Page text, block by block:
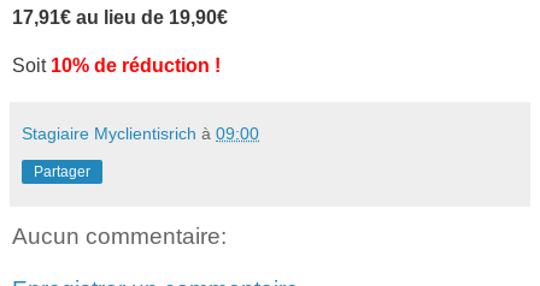
17,91€ au lieu de 19,90€
Soit 10% de réduction !
Stagiaire Myclientisrich à 09:00
Partager
Aucun commentaire: